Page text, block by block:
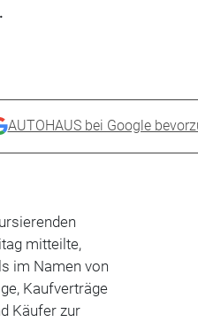
AUTOHAUS bei Google
mitteilte,
im Namen von
Kaufverträge
Käufer zur